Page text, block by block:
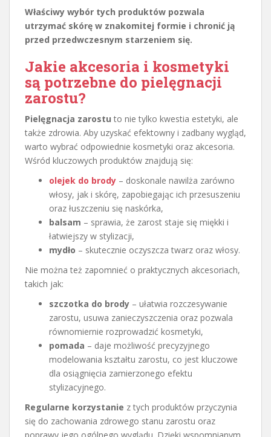
Właściwy wybór tych produktów pozwala
utrzymać skórę w znakomitej formie i chronić ją
przed przedwczesnym starzeniem się.
Jakie akcesoria i kosmetyki
są potrzebne do pielęgnacji
zarostu?
Pielęgnacja zarostu to nie tylko kwestia estetyki, ale
także zdrowia. Aby uzyskać efektowny i zadbany wygląd,
warto wybrać odpowiednie kosmetyki oraz akcesoria.
Wśród kluczowych produktów znajdują się:
olejek do brody – doskonale nawilża zarówno
włosy, jak i skórę, zapobiegając ich przesuszeniu
oraz łuszczeniu się naskórka,
balsam – sprawia, że zarost staje się miękki i
łatwiejszy w stylizacji,
mydło – skutecznie oczyszcza twarz oraz włosy.
Nie można też zapomnieć o praktycznych akcesoriach,
takich jak:
szczotka do brody – ułatwia rozczesywanie
zarostu, usuwa zanieczyszczenia oraz pozwala
równomiernie rozprowadzić kosmetyki,
pomada – daje możliwość precyzyjnego
modelowania kształtu zarostu, co jest kluczowe
dla osiągnięcia zamierzonego efektu
stylizacyjnego.
Regularne korzystanie z tych produktów przyczynia
się do zachowania zdrowego stanu zarostu oraz
poprawy jego ogólnego wyglądu. Dzięki wspomnianym